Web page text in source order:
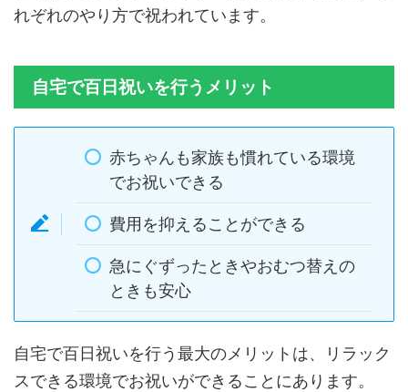
れぞれのやり方で祝われています。
自宅で百日祝いを行うメリット
赤ちゃんも家族も慣れている環境
でお祝いできる
費用を抑えることができる
急にぐずったときやおむつ替えの
ときも安心
自宅で百日祝いを行う最大のメリットは、リラック
スできる環境でお祝いができることにあります。